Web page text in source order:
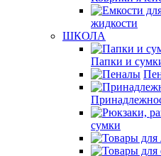
жидкости
ШКОЛА
Папки и
сумки